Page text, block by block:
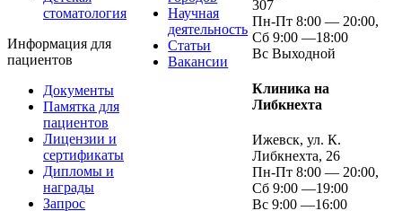
стоматология
Информация для
пациентов
Документы
Памятка для
пациентов
Лицензии и
сертификаты
Дипломы и
награды
Запрос
Научная
деятельность
Статьи
Вакансии
307
Пн-Пт 8:00 — 20:00,
Сб 9:00 —18:00
Вс Выходной
Клиника на
Либкнехта
Ижевск, ул. К.
Либкнехта, 26
Пн-Пт 8:00 — 20:00,
Сб 9:00 —19:00
Вс 9:00 —16:00